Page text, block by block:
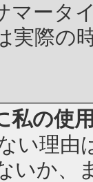
マータ
実際の
私の使
い理由
いか、